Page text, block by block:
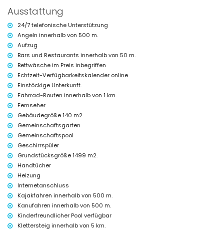
Wohnung)
Metern von der Wohnung)
Nächstgelegener Strand: Arenal-Strand (innerhalb von 100 Metern von
der Wohnung)
Nächstgelegener Hafen: La Fontana, Jávea (innerhalb von 2
Kilometern von der Wohnung)
Nächster Flughafen: Alicante (innerhalb von 100 Kilometern von der
Wohnung)
Zweitnächster Flughafen: Valencia (> 100 Kilometer)
Öffentliche Verkehrsmittel: Bus innerhalb von 500 Metern
Rauchen nicht gestattet
Haustiere sind nicht erlaubt
Das Gebäude, in dem sich die Unterkunft befindet, verfügt über einen
Die Unterkunft ist sehr geeignet für Familien mit Kindern
Einrichtungen und Dienstleistungen im Mietpreis der Wohnung
enthalten
Internet (WiFi)
Bügeleisen und Bügelbrett
Bettwäsche und Handtücher
Empfangsservice und 24-Stunden-Notdienst
Luftheizung und Klimaanlage
Einrichtungen und Dienstleistungen gegen Aufpreis
Ausstattung
24/7 telefonische Unterstützung
Angeln innerhalb von 500 m.
Aufzug
Bars und Restaurants innerhalb von 50 m.
Bettwäsche im Preis inbegriffen
Echtzeit-Verfügbarkeitskalender online
Einstöckige Unterkunft.
Fahrrad-Routen innerhalb von 1 km.
Fernseher
Gebäudegröße 140 m2.
Gemeinschaftsgarten
Gemeinschaftspool
Geschirrspüler
Grundstücksgröße 1499 m2.
Handtücher
Heizung
Internetanschluss
Kajakfahren innerhalb von 500 m.
Kanufahren innerhalb von 500 m.
Kinderfreundlicher Pool verfügbar
Klettersteig innerhalb von 5 km.